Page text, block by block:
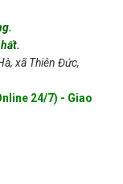
xã Thiên Đức,
24/7) - Giao